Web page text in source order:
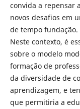
convida a repensar
novos desafios em
de tempo fundação.
Neste contexto, é
sobre o modelo
formação de
da diversidade de
aprendizagem, e
que permitiria a